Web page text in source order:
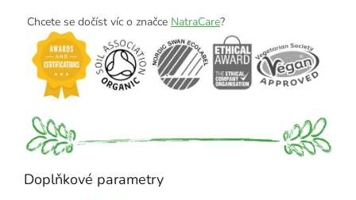
Chcete se dočíst víc o značce NatraCare?
Doplňkové parametry